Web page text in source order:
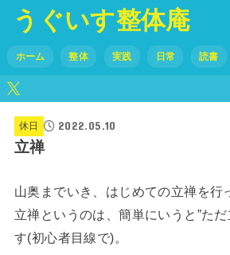
うぐいす整体庵
ホーム 整体 実践 日常 読書
休日 2022.05.10
立禅
山奥までいき、はじめての立禅を行
立禅というのは、簡単にいうと”た
す(初心者目線で)。